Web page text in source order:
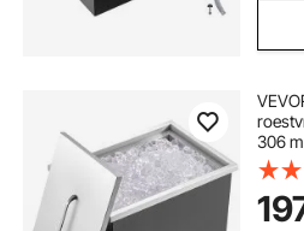
306
met